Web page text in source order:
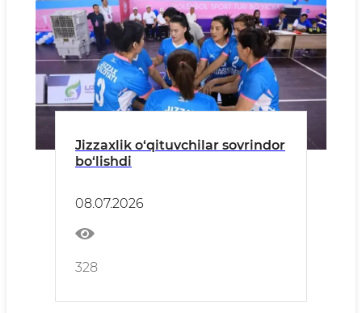
Jizzaxlik o‘qituvchilar sovrindor
bo‘lishdi
08.07.2026
328